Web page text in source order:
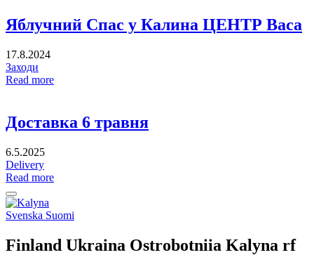
Яблучний Спас у Калина ЦЕНТР Васа
17.8.2024
Заходи
Read more
Доставка 6 травня
6.5.2025
Delivery
Read more
Back
to
top
Social
Svenska Suomi
Finland Ukraina Ostrobotniia Kalyna rf